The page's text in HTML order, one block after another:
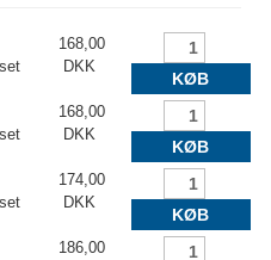
168,00
DKK
KØB
168,00
DKK
KØB
174,00
DKK
KØB
186,00